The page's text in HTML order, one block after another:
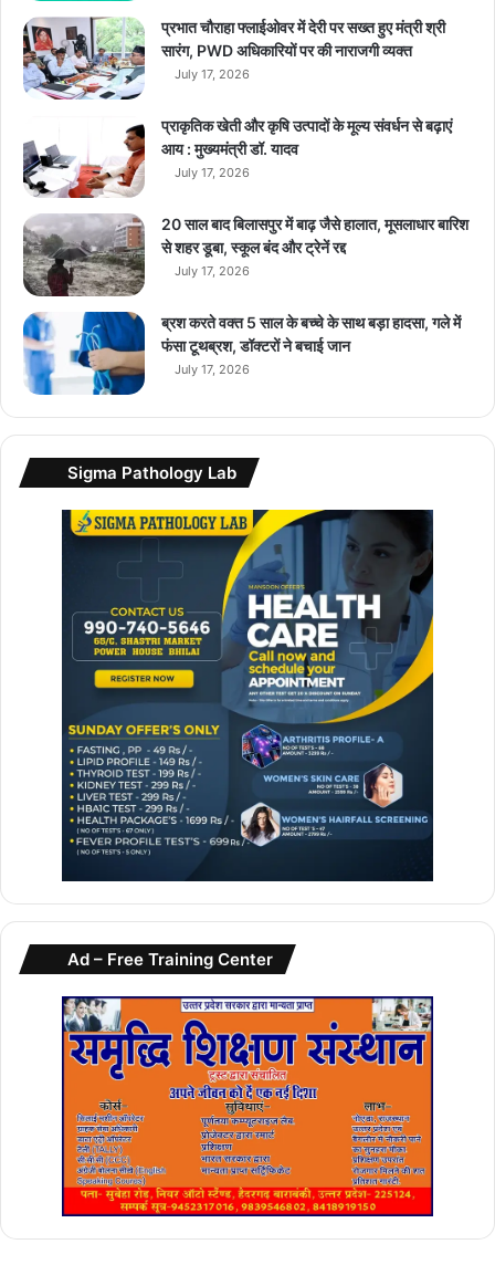
च
ल
ती
5
इ
क्ट्रि
क
का
भा
र
त
में
प्रभात चौराहा फ्लाईओवर में देरी पर सख्त हुए मंत्री श्री
सारंग, PWD अधिकारियों पर की नाराजगी व्यक्त
July 17, 2026
प्राकृतिक खेती और कृषि उत्पादों के मूल्य संवर्धन से बढ़ाएं
आय : मुख्यमंत्री डॉ. यादव
July 17, 2026
20 साल बाद बिलासपुर में बाढ़ जैसे हालात, मूसलाधार बारिश
से शहर डूबा, स्कूल बंद और ट्रेनें रद्द
July 17, 2026
ब्रश करते वक्त 5 साल के बच्चे के साथ बड़ा हादसा, गले में
फंसा टूथब्रश, डॉक्टरों ने बचाई जान
July 17, 2026
Sigma Pathology Lab
Ad – Free Training Center